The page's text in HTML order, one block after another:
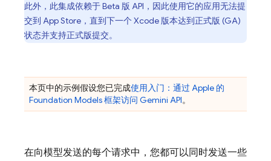
此外，此集成依赖于 Beta 版 API，因此使用它的应用无法提
交到 App Store，直到下一个 Xcode 版本达到正式版 (GA)
状态并支持正式版提交。
本页中的示例假设您已完成使用入门：通过 Apple 的
Foundation Models 框架访问 Gemini API。
在向模型发送的每个请求中，您都可以同时发送一些